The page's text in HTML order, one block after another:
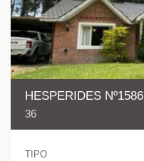
HESPERIDES Nº1586
36
TIPO